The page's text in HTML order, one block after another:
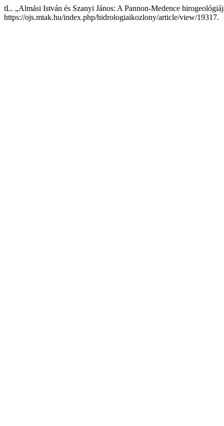
tL. „Almási István és Szanyi János: A Pannon-Medence
https://ojs.mtak.hu/index.php/hidrologiaikozlony/article/view/19317.